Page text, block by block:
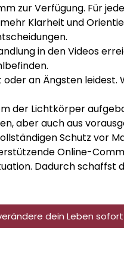
zur Verfügung. Für
Klarheit und
in den Videos
an Ängsten leidest.
der Lichtkörper
aber auch aus
Schutz vor
Online-
Dadurch schaffst
dein Leben sofort